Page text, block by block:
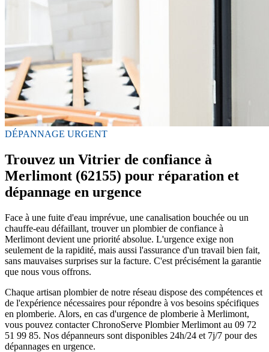
DÉPANNAGE URGENT
Trouvez un Vitrier de confiance à
Merlimont (62155) pour réparation et
dépannage en urgence
Face à une fuite d'eau imprévue, une canalisation bouchée ou un
chauffe-eau défaillant, trouver un plombier de confiance à
Merlimont devient une priorité absolue. L'urgence exige non
seulement de la rapidité, mais aussi l'assurance d'un travail bien fait,
sans mauvaises surprises sur la facture. C'est précisément la garantie
que nous vous offrons.
Chaque artisan plombier de notre réseau dispose des compétences et
de l'expérience nécessaires pour répondre à vos besoins spécifiques
en plomberie. Alors, en cas d'urgence de plomberie à Merlimont,
vous pouvez contacter ChronoServe Plombier Merlimont au 09 72
51 99 85. Nos dépanneurs sont disponibles 24h/24 et 7j/7 pour des
dépannages en urgence.